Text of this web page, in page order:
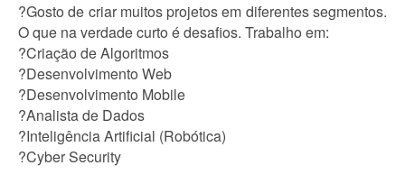
?Gosto de criar muitos projetos em diferentes segmentos.
O que na verdade curto é desafios. Trabalho em:
?Criação de Algoritmos
?Desenvolvimento Web
?Desenvolvimento Mobile
?Analista de Dados
?Inteligência Artificial (Robótica)
?Cyber Security